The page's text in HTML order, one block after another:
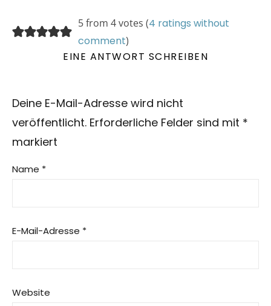
5 from 4 votes (4 ratings without
comment)
EINE ANTWORT SCHREIBEN
Deine E-Mail-Adresse wird nicht
veröffentlicht. Erforderliche Felder sind mit *
markiert
Name *
E-Mail-Adresse *
Website